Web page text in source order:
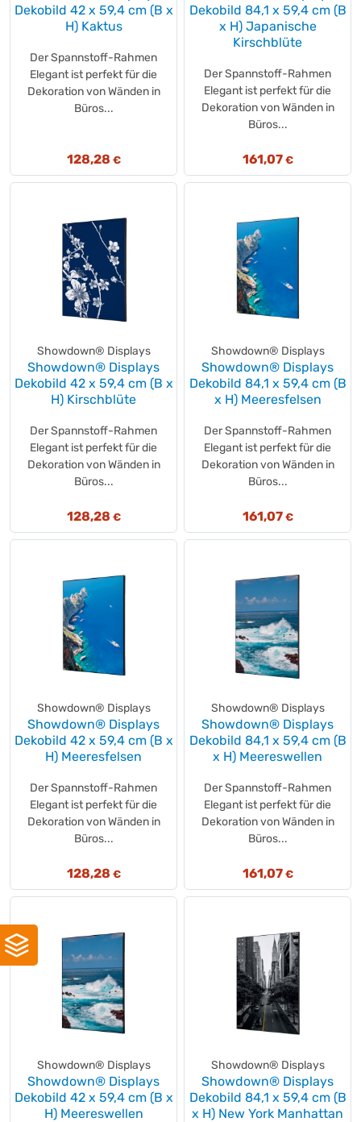
Develey(+2)
DIAMANT (+11)
Diaper Champ
(+2)
DREITURM (+2)
(+3)
(+1)
DURABLE(+28)
Durstlöscher(+1)
Eco-Fix(+1)
Eco green(+1)
Eco Natural(+3)
ecover
edding(+1)
(+1)
EDUSCHO(+4)
EKCOS INNOVATIONS
elasto(+1)
(+1)
Elix Clean(+3)
(+1)
ERSA(+1)
Eschenbach (+1)
esco(+1)
Euka Menthol
EVERLANDS(+20)
Exacompta(+32)
febreze(+10)
FEROS
fetra
FILMOP(+7)
Filtral (+15)
FINISH(+16)
FIRST AID ONLY®
FIRST PLUS(+5)
floorstar(+1)
Floragard(+3)
Frigeo(+1)
Dekobild 42 x 59,4 cm (B x
H) Kaktus
Der Spannstoff-Rahmen
Elegant ist perfekt für die
Dekoration von Wänden in
Büros...
128,28 €
Dekobild 84,1 x 59,4 cm (B
x H) Japanische
Kirschblüte
Der Spannstoff-Rahmen
Elegant ist perfekt für die
Dekoration von Wänden in
Büros...
161,07€
Showdown® Displays
Showdown® Displays
Dekobild 42 x 59,4 cm (B x
H) Kirschblüte
Der Spannstoff-Rahmen
Elegant ist perfekt für die
Dekoration von Wänden in
Büros...
128,28 €
Showdown® Displays
Showdown® Displays
Dekobild 84,1 x 59,4 cm (B
x H) Meeresfelsen
Der Spannstoff-Rahmen
Elegant ist perfekt für die
Dekoration von Wänden in
Büros...
161,07€
Showdown® Displays
Showdown® Displays
Dekobild 42 x 59,4 cm (B x
H) Meeresfelsen
Der Spannstoff-Rahmen
Elegant ist perfekt für die
Dekoration von Wänden in
Büros...
128,28 €
Showdown® Displays
Showdown® Displays
Dekobild 84,1 x 59,4 cm (B
x H) Meereswellen
Der Spannstoff-Rahmen
Elegant ist perfekt für die
Dekoration von Wänden in
Büros...
161,07€
Showdown® Displays
Showdown® Displays
Dekobild 42 x 59,4 cm (B x
H) Meereswellen
Showdown® Displays
Showdown® Displays
Dekobild 84,1 x 59,4 cm (B
x H) New York Manhattan